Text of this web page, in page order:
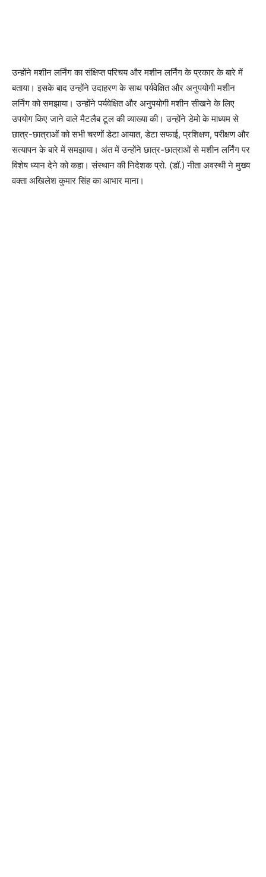
उन्होंने मशीन लर्निंग का संक्षिप्त परिचय और मशीन लर्निंग के प्रकार के बारे में
बताया। इसके बाद उन्होंने उदाहरण के साथ पर्यवेक्षित और अनुपयोगी मशीन
लर्निंग को समझाया। उन्होंने पर्यवेक्षित और अनुपयोगी मशीन सीखने के लिए
उपयोग किए जाने वाले मैटलैब टूल की व्याख्या की। उन्होंने डेमो के माध्यम से
छात्र-छात्राओं को सभी चरणों डेटा आयात, डेटा सफाई, प्रशिक्षण, परीक्षण और
सत्यापन के बारे में समझाया। अंत में उन्होंने छात्र-छात्राओं से मशीन लर्निंग पर
विशेष ध्यान देने को कहा। संस्थान की निदेशक प्रो. (डॉ.) नीता अवस्थी ने मुख्य
वक्ता अखिलेश कुमार सिंह का आभार माना।